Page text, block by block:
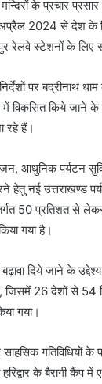
के प्रचार
2024 से देश के
रेलवे स्टेशनों के लिए
पर बद्रीनाथ
किये जाने के
रहे हैं।
आधुनिक पर्यटन
हेतु नई उत्तराखण्ड
50 प्रतिशत से
गया है।
दिये जाने के
जिसमें 26 देशों से 54
गया।
गतिविधियों के
के बैरागी कैंप में